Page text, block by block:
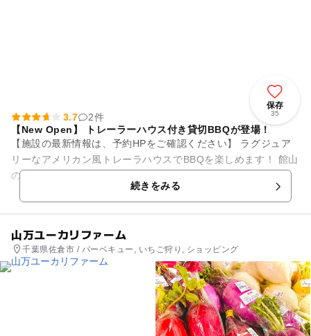
保存
35
3.7
2件
【New Open】 トレーラーハウス付き貸切BBQが登場！
【施設の最新情報は、予約HPをご確認ください】 ラグジュア
リーなアメリカン風トレーラハウスでBBQを楽しめます！ 館山
の綺麗な北条海岸までは車で5分の位置に配置、海岸エリアの
続きをみる
山万ユーカリファーム
千葉県佐倉市 / バーベキュー, いちご狩り, ショッピング